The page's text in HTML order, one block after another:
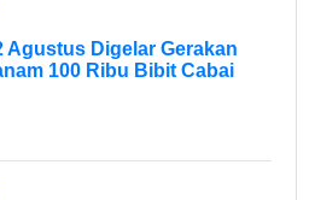
Agustus Digelar Gerakan
100 Ribu Bibit Cabai